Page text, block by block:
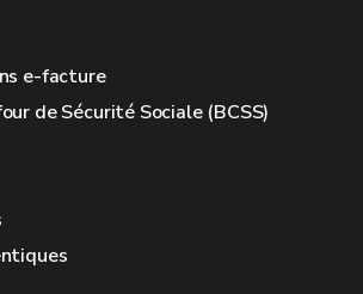
e-facture
de Sécurité Sociale (BCSS)